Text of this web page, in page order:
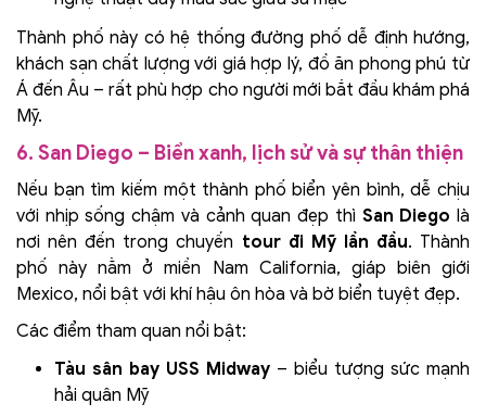
Thành phố này có hệ thống đường phố dễ định hướng,
khách sạn chất lượng với giá hợp lý, đồ ăn phong phú từ
Á đến Âu – rất phù hợp cho người mới bắt đầu khám phá
Mỹ.
6. San Diego – Biển xanh, lịch sử và sự thân thiện
Nếu bạn tìm kiếm một thành phố biển yên bình, dễ chịu
với nhịp sống chậm và cảnh quan đẹp thì San Diego là
nơi nên đến trong chuyến tour đi Mỹ lần đầu. Thành
phố này nằm ở miền Nam California, giáp biên giới
Mexico, nổi bật với khí hậu ôn hòa và bờ biển tuyệt đẹp.
Các điểm tham quan nổi bật:
Tàu sân bay USS Midway – biểu tượng sức mạnh
hải quân Mỹ